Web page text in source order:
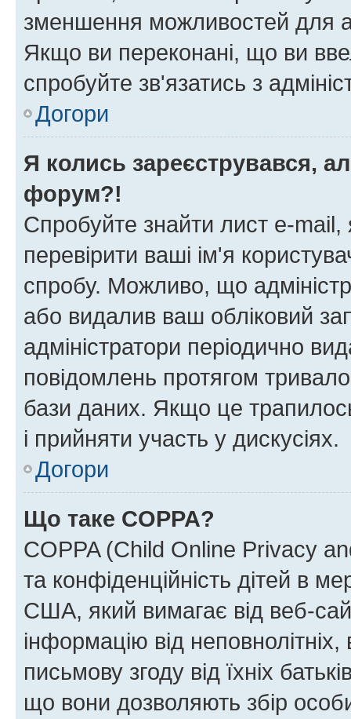
зменшення можливостей для
Якщо ви переконані, що ви
спробуйте зв'язатись з
Догори
Я колись зареєструвався,
форум?!
Спробуйте знайти лист e-mail,
перевірити ваші ім'я
спробу. Можливо, що
або видалив ваш обліковий
адміністратори періодично
повідомлень протягом
бази даних. Якщо це
і прийняти участь у дискусіях.
Догори
Що таке COPPA?
COPPA (Child Online Privacy
та конфіденційність дітей в
США, який вимагає від веб-
інформацію від
письмову згоду від їхніх
що вони дозволяють збір